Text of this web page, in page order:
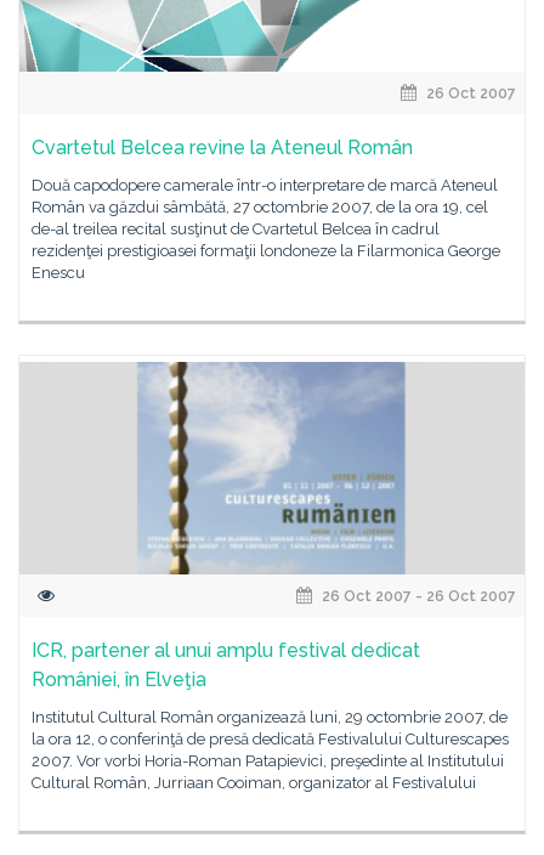
26 Oct 2007
Cvartetul Belcea revine la Ateneul Român
Două capodopere camerale într-o interpretare de marcă Ateneul
Român va găzdui sâmbătă, 27 octombrie 2007, de la ora 19, cel
de-al treilea recital susţinut de Cvartetul Belcea în cadrul
rezidenţei prestigioasei formaţii londoneze la Filarmonica George
Enescu
26 Oct 2007 - 26 Oct 2007
ICR, partener al unui amplu festival dedicat
României, în Elveţia
Institutul Cultural Român organizează luni, 29 octombrie 2007, de
la ora 12, o conferinţă de presă dedicată Festivalului Culturescapes
2007. Vor vorbi Horia-Roman Patapievici, preşedinte al Institutului
Cultural Român, Jurriaan Cooiman, organizator al Festivalului